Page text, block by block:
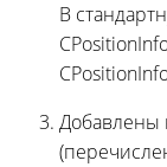
В
Добавлены